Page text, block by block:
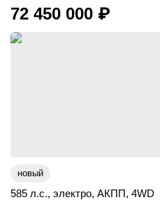
72 450 000 ₽
новый
585 л.с., электро, АКПП, 4WD